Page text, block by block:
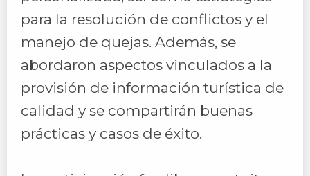
para la resolución de conflictos y el
manejo de quejas. Además, se
abordaron aspectos vinculados a la
provisión de información turística de
calidad y se compartirán buenas
prácticas y casos de éxito.